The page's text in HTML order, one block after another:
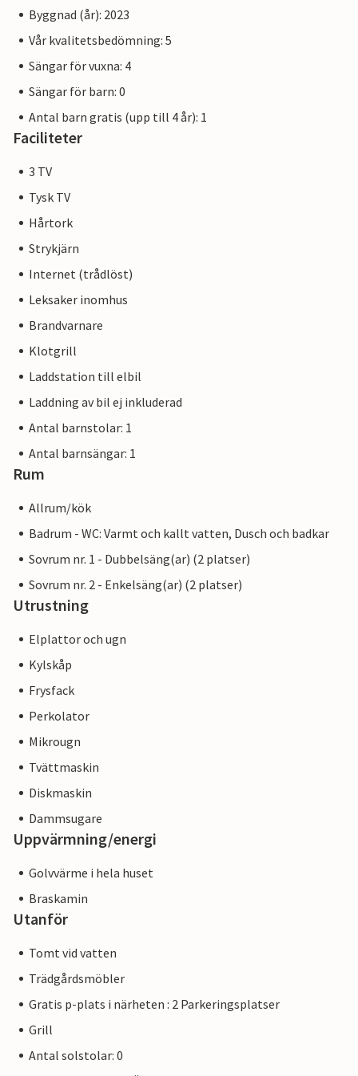
Byggnad (år): 2023
Vår kvalitetsbedömning: 5
Sängar för vuxna: 4
Sängar för barn: 0
Antal barn gratis (upp till 4 år): 1
Faciliteter
3 TV
Tysk TV
Hårtork
Strykjärn
Internet (trådlöst)
Leksaker inomhus
Brandvarnare
Klotgrill
Laddstation till elbil
Laddning av bil ej inkluderad
Antal barnstolar: 1
Antal barnsängar: 1
Rum
Allrum/kök
Badrum - WC: Varmt och kallt vatten, Dusch och badkar
Sovrum nr. 1 - Dubbelsäng(ar) (2 platser)
Sovrum nr. 2 - Enkelsäng(ar) (2 platser)
Utrustning
Elplattor och ugn
Kylskåp
Frysfack
Perkolator
Mikrougn
Tvättmaskin
Diskmaskin
Dammsugare
Uppvärmning/energi
Golvvärme i hela huset
Braskamin
Utanför
Tomt vid vatten
Trädgårdsmöbler
Gratis p-plats i närheten : 2 Parkeringsplatser
Grill
Antal solstolar: 0